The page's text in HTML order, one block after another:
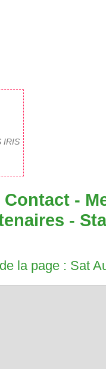
IRIS
Contact -
-
la page : Sat